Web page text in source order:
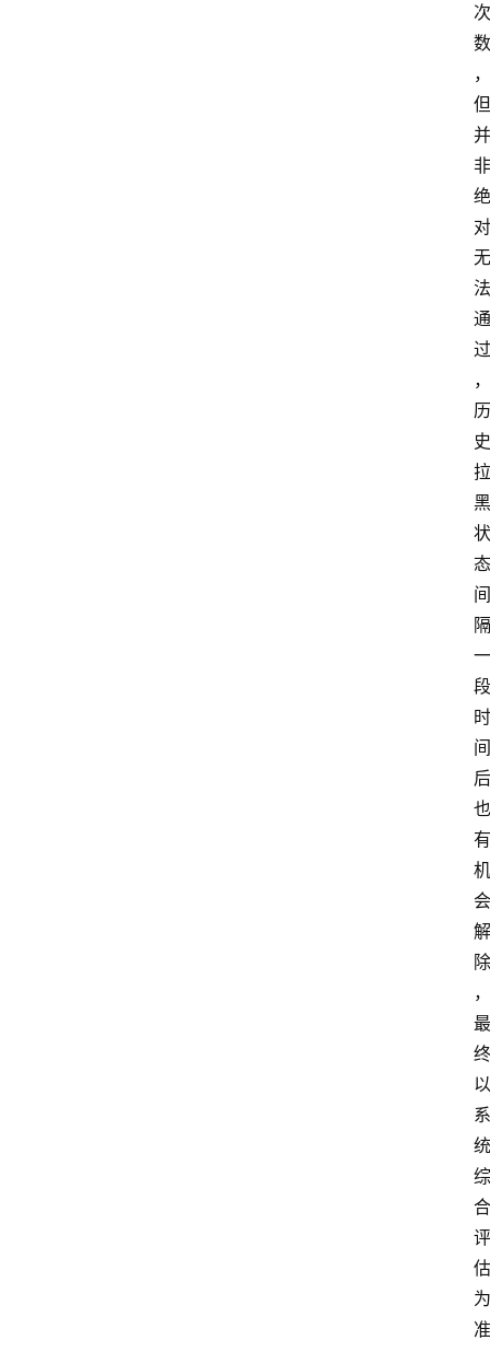
次
数
，
但
并
非
绝
对
无
法
通
过
，
历
史
拉
黑
状
态
间
隔
一
段
时
间
后
也
有
机
会
解
除
，
最
终
以
系
统
综
合
评
估
为
准